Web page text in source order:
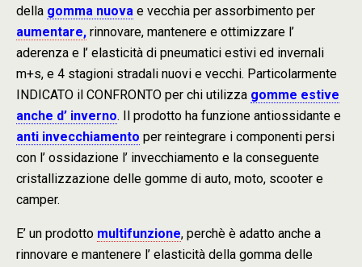
della gomma nuova e vecchia per assorbimento per
aumentare, rinnovare, mantenere e ottimizzare l’
aderenza e l’ elasticità di pneumatici estivi ed invernali
m+s, e 4 stagioni stradali nuovi e vecchi. Particolarmente
INDICATO il CONFRONTO per chi utilizza gomme estive
anche d’ inverno. Il prodotto ha funzione antiossidante e
anti invecchiamento per reintegrare i componenti persi
con l’ ossidazione l’ invecchiamento e la conseguente
cristallizzazione delle gomme di auto, moto, scooter e
camper.
E’ un prodotto multifunzione, perchè è adatto anche a
rinnovare e mantenere l’ elasticità della gomma delle